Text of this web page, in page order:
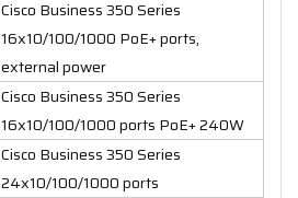
Cisco Business 350 Series
16x10/100/1000 PoE+ ports,
external power
Cisco Business 350 Series
16x10/100/1000 ports PoE+ 240W
Cisco Business 350 Series
24x10/100/1000 ports